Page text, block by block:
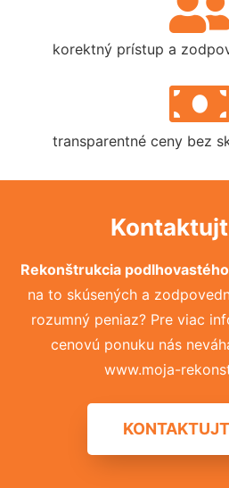
korektný prístup a
transparentné ceny bez
Rekonštrukcia
na to skúsených a
rozumný peniaz? Pre viac
cenovú ponuku nás
www.moja-